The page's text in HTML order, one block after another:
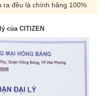
ra đều là chính hãng 100%
của CITIZEN